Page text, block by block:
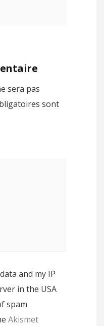
sera pas
sont
and my IP
in the USA
spam
Akismet